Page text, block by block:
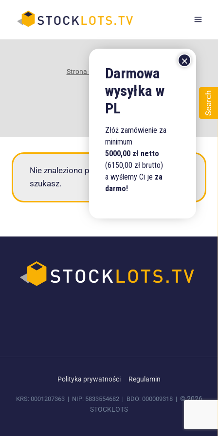
Strona Główna /Sklep/127
127
Nie znaleziono produktów, których
szukasz.
Polityka prywatności Regulamin
KRS: 0001207363 | NIP: 5833554682 | BDO: 000009318 | © 2026
STOCKLOTS
Złóż zamówienie za
minimum
5000,00 zł netto
(6150,00 zł brutto)
a wyślemy Ci je za
darmo!
Search